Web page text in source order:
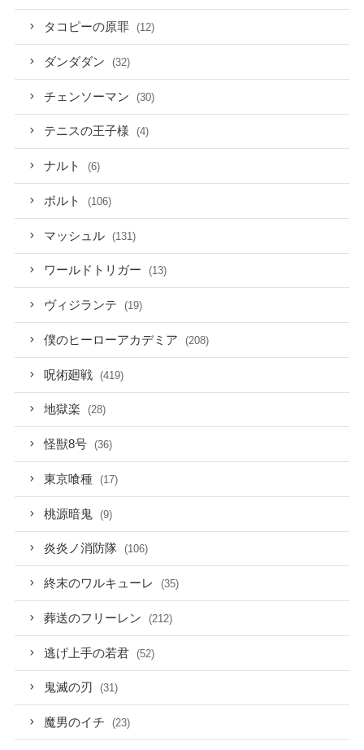
タコピーの原罪 (12)
ダンダダン (32)
チェンソーマン (30)
テニスの王子様 (4)
ナルト (6)
ボルト (106)
マッシュル (131)
ワールドトリガー (13)
ヴィジランテ (19)
僕のヒーローアカデミア (208)
呪術廻戦 (419)
地獄楽 (28)
怪獣8号 (36)
東京喰種 (17)
桃源暗鬼 (9)
炎炎ノ消防隊 (106)
終末のワルキューレ (35)
葬送のフリーレン (212)
逃げ上手の若君 (52)
鬼滅の刃 (31)
魔男のイチ (23)